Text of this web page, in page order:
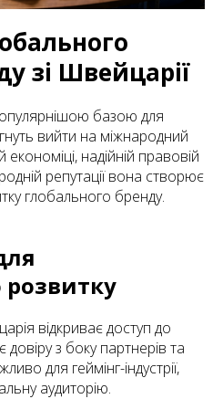
зі Швейцарії
базою для
вийти на міжнародний
надійній правовій
репутації вона створює
глобального бренду.
відкриває доступ до
довіру з боку партнерів та
для геймінг-індустрії,
аудиторію.